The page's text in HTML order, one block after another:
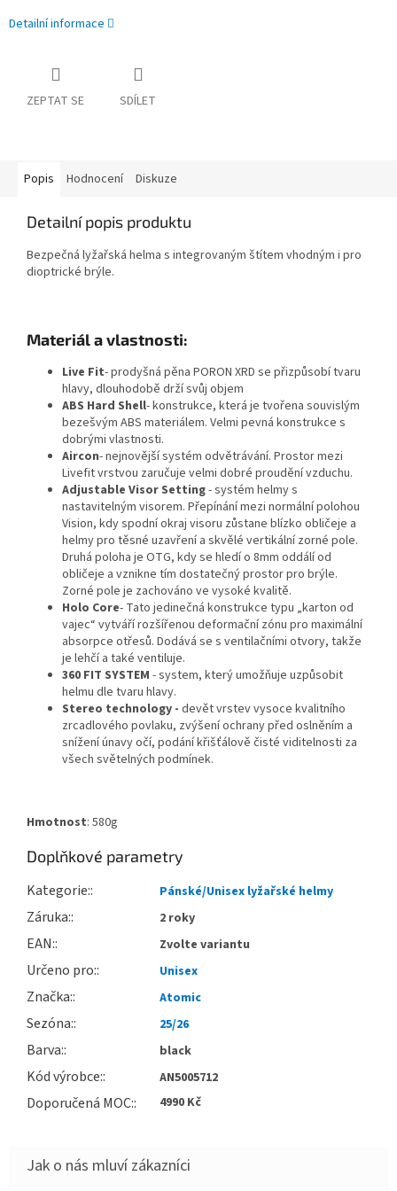
Detailní informace
ZEPTAT SE SDÍLET
Popis Hodnocení Diskuze
Detailní popis produktu
Bezpečná lyžařská helma s integrovaným štítem vhodným i pro
dioptrické brýle.
Materiála vlastnosti:
Live Fit- prodyšná pěna PORON XRD se přizpůsobí tvaru
hlavy, dlouhodobě drží svůj objem
ABS Hard Shell- konstrukce, která je tvořena souvislým
bezešvým ABS materiálem. Velmi pevná konstrukce s
dobrými vlastnosti.
Aircon- nejnovější systém odvětrávání. Prostor mezi
Livefit vrstvou zaručuje velmi dobré proudění vzduchu.
Adjustable Visor Setting- systém helmy s
nastavitelným visorem. Přepínání mezi normální polohou
Vision, kdy spodní okraj visoru zůstane blízko obličeje a
helmy pro těsné uzavření a skvělé vertikální zorné pole.
Druhá poloha je OTG, kdy se hledí o 8mm oddálí od
obličeje a vznikne tím dostatečný prostor pro brýle.
Zorné pole je zachováno ve vysoké kvalitě.
Holo Core- Tato jedinečná konstrukce typu „karton od
vajec“ vytváří rozšířenou deformační zónu pro maximální
absorpce otřesů. Dodává se s ventilačními otvory, takže
je lehčí a také ventiluje.
360 FIT SYSTEM - system, který umožňuje uzpůsobit
helmu dle tvaru hlavy.
Stereo technology - devět vrstev vysoce kvalitního
zrcadlového povlaku, zvýšení ochrany před oslněním a
snížení únavy očí, podání křišťálově čisté viditelnosti za
všech světelných podmínek.
Hmotnost: 580g
Doplňkové parametry
Kategorie: Pánské/Unisex lyžařské helmy
Záruka: 2 roky
EAN: Zvolte variantu
Určeno pro: Unisex
Značka: Atomic
Sezóna: 25/26
Barva: black
Kód výrobce: AN5005712
Doporučená MOC: 4990 Kč